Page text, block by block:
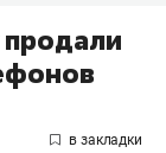
продали